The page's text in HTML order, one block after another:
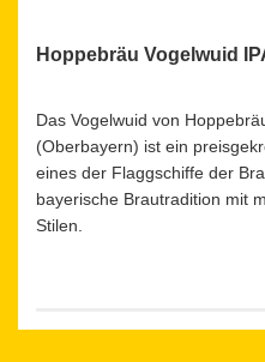
Hoppebräu Vogelwuid
Das Vogelwuid von
(Oberbayern) ist ein
eines der Flaggschiffe der
bayerische Brautradition mit
Stilen.